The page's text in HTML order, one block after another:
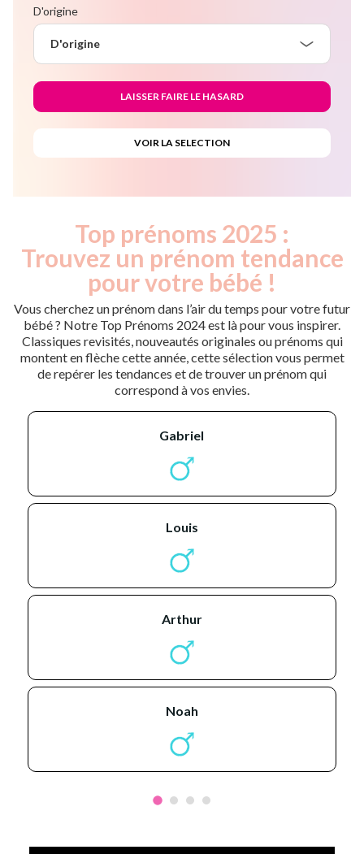
D'origine
D'origine
Top prénoms 2025 :
Trouvez un prénom tendance
pour votre bébé !
Vous cherchez un prénom dans l’air du temps pour votre futur
bébé ? Notre Top Prénoms 2024 est là pour vous inspirer.
Classiques revisités, nouveautés originales ou prénoms qui
montent en flèche cette année, cette sélection vous permet
de repérer les tendances et de trouver un prénom qui
correspond à vos envies.
gabriel
louis
arthur
noah